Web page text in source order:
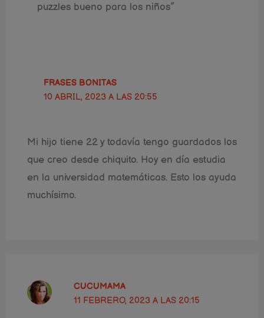
puzzles bueno para los niños”
FRASES BONITAS
10 ABRIL, 2023 A LAS 20:55
Mi hijo tiene 22 y todavía tengo guardados los
que creo desde chiquito. Hoy en día estudia
en la universidad matemáticas. Esto los ayuda
muchísimo.
CUCUMAMA
11 FEBRERO, 2023 A LAS 20:15